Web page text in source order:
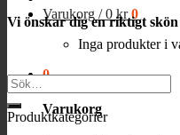
Varukorg /0 kr 0
Inga produkter i
0
Varukorg
Vi önskar dig en riktigt skön
Sök
efter:
Produktkategorier